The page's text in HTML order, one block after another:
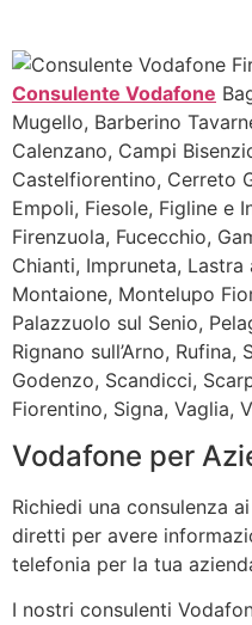
Consulente Vodafone
Mugello, Barberino
Calenzano, Campi
Castelfiorentino, Cerreto
Empoli, Fiesole, Figline e
Firenzuola, Fucecchio,
Chianti, Impruneta,
Montaione, Montelupo
Palazzuolo sul Senio,
Rignano sull’Arno, Rufina,
Godenzo, Scandicci,
Fiorentino, Signa, Vaglia,
Vodafone per
Richiedi una consulenza
diretti per avere
telefonia per la tua
I nostri consulenti